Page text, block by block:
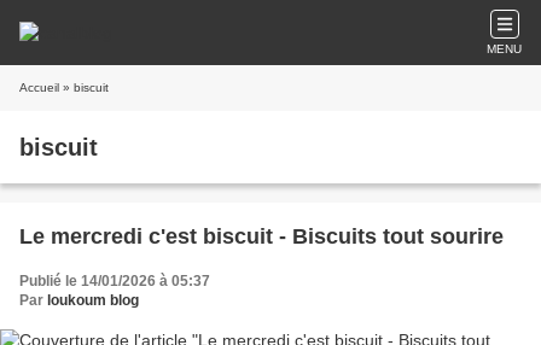
MENU
Accueil » biscuit
biscuit
Le mercredi c'est biscuit - Biscuits tout sourire
Publié le 14/01/2026 à 05:37
Par loukoum blog